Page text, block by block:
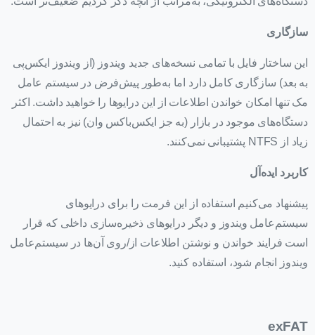
سازگاری
این ساختار فایل با تمامی نسخه‌های جدید ویندوز (از ویندوز ایکس‌پی
به بعد) سازگاری کامل دارد اما به‌طور پیش‌فرض در سیستم عامل
مک تنها امکان خواندن اطلاعات از این درایوها را خواهید داشت. اکثر
دستگاه‌های موجود در بازار (به جز ایکس‌باکس وان) نیز به احتمال
زیاد از NTFS پشتیبانی نمی‌کنند.
کاربرد ایده‌آل
پیشنهاد می‌کنیم استفاده از این فرمت را برای درایوهای
سیستم‌عامل ویندوز و دیگر درایوهای ذخیره‌سازی داخلی که قرار
است فرایند خواندن و نوشتن اطلاعات از/روی آن‌ها در سیستم‌عامل
ویندوز انجام شود، استفاده کنید.
exFAT